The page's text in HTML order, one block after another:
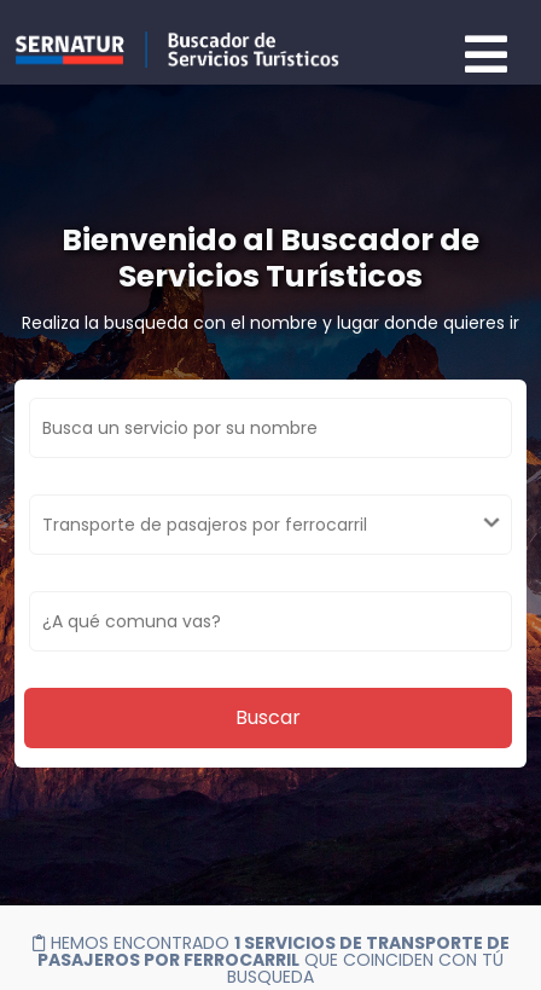
Bienvenido al Buscador de
Servicios Turísticos
Realiza la busqueda con el nombre y lugar donde quieres ir
Buscar
HEMOS ENCONTRADO 1 SERVICIOS DE TRANSPORTE DE
PASAJEROS POR FERROCARRIL QUE COINCIDEN CON TÚ
BUSQUEDA